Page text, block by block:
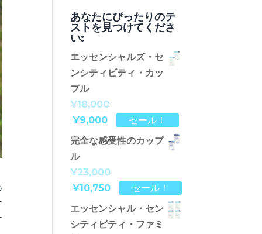
あなたにぴったりのテ
ストを見つけてくださ
い:
エッセンシャルズ・セ
ンシティビティ・カッ
プル
¥18,000
¥9,000
セール！
完全な感受性のカップ
ル
¥23,000
¥10,750
セール！
エッセンシャル・セン
シティビティ・ファミ